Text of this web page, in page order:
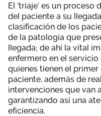
El ‘triaje’ es un
del paciente a su
clasificación de los
de la patología que
llegada; de ahí la vital
enfermero en el
quienes tienen el
paciente, además de
intervenciones que van
garantizando así una
eficiencia.